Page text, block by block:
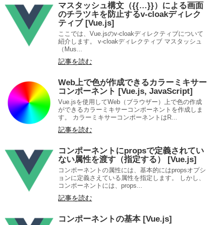
マスタッシュ構文（{{…}}）による画面
のチラツキを防止するv-cloakディレク
ティブ [Vue.js]
ここでは、Vue.jsのv-cloakディレクティブについて
紹介します。 v-cloakディレクティブ マスタッシュ
（Mus...
記事を読む
Web上で色が作成できるカラーミキサー
コンポーネント [Vue.js, JavaScript]
Vue.jsを使用してWeb（ブラウザー）上で色の作成
ができるカラーミキサーコンポーネントを作成しま
す。 カラーミキサーコンポーネントはR...
記事を読む
コンポーネントにpropsで定義されてい
ない属性を渡す（指定する） [Vue.js]
コンポーネントの属性には、基本的にはpropsオプシ
ョンに定義さえている属性を指定します。 しかし、
コンポーネントには、props...
記事を読む
コンポーネントの基本 [Vue.js]